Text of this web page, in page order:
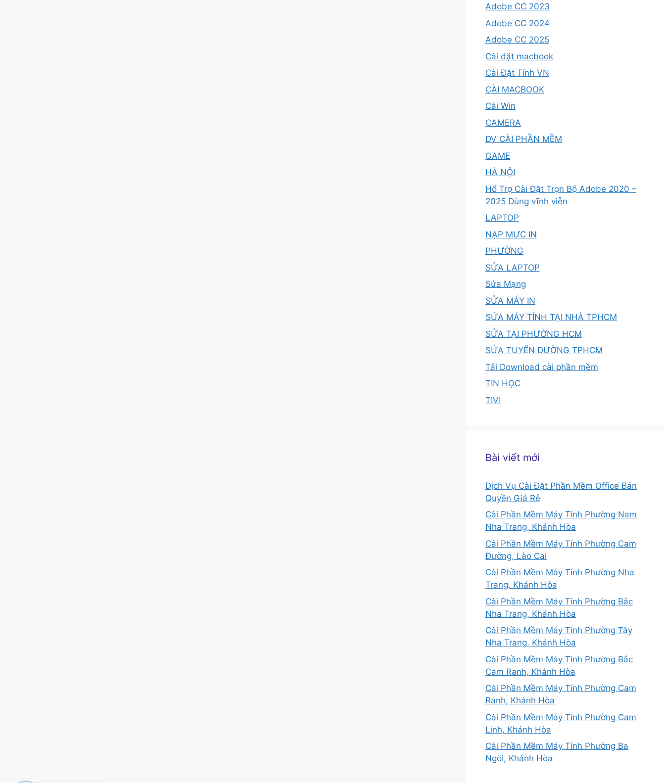
Adobe CC 2023
Adobe CC 2024
Adobe CC 2025
Cài đặt macbook
Cài Đặt Tỉnh VN
CÀI MACBOOK
Cài Win
CAMERA
DV CÀI PHẦN MỀM
GAME
HÀ NỘI
Hổ Trợ Cài Đặt Trọn Bộ Adobe 2020 –
2025 Dùng vĩnh viễn
LAPTOP
NẠP MỰC IN
PHƯỜNG
SỬA LAPTOP
Sửa Mạng
SỬA MÁY IN
SỬA MÁY TÍNH TẠI NHÀ TPHCM
SỬA TẠI PHƯỜNG HCM
SỬA TUYẾN ĐƯỜNG TPHCM
Tải Download cài phần mềm
TIN HỌC
TIVI
Bài viết mới
Dịch Vụ Cài Đặt Phần Mềm Office Bản
Quyền Giá Rẻ
Cài Phần Mềm Máy Tính Phường Nam
Nha Trang, Khánh Hòa
Cài Phần Mềm Máy Tính Phường Cam
Đường, Lào Cai
Cài Phần Mềm Máy Tính Phường Nha
Trang, Khánh Hòa
Cài Phần Mềm Máy Tính Phường Bắc
Nha Trang, Khánh Hòa
Cài Phần Mềm Máy Tính Phường Tây
Nha Trang, Khánh Hòa
Cài Phần Mềm Máy Tính Phường Bắc
Cam Ranh, Khánh Hòa
Cài Phần Mềm Máy Tính Phường Cam
Ranh, Khánh Hòa
Cài Phần Mềm Máy Tính Phường Cam
Linh, Khánh Hòa
Cài Phần Mềm Máy Tính Phường Ba
Ngòi, Khánh Hòa